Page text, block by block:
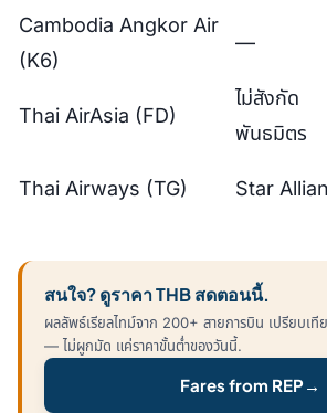
Cambodia Angkor Air
(K6)
—
Thai AirAsia (FD)
ไม่สังกัด
พันธมิตร
Thai Airways (TG) Star
สนใจ? ดูราคา THB สดตอนนี้.
ผลลัพธ์เรียลไทม์จาก 200+ สายการบิน เปรียบเที
— ไม่ผูกมัด แค่ราคาขั้นต่ำของวันนี้.
Fares from REP→